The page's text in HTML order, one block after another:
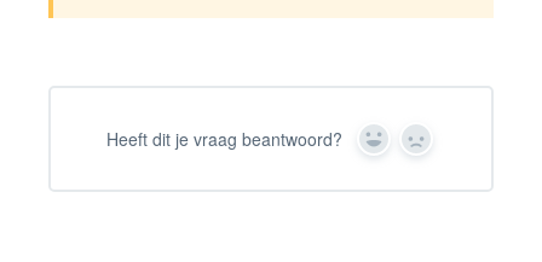
Heeft dit je vraag beantwoord? Yes No